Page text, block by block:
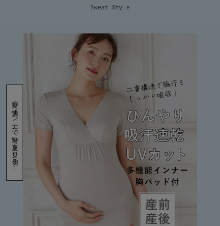
Sweat Style
夏の快適インナーで暑い夏を乗り切る！